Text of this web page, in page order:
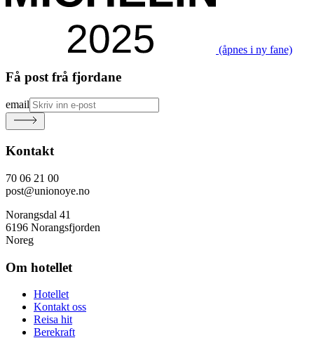
(åpnes i ny fane)
Få post frå fjordane
email
Kontakt
70 06 21 00
post@unionoye.no
Norangsdal 41
6196 Norangsfjorden
Noreg
Om hotellet
Hotellet
Kontakt oss
Reisa hit
Berekraft